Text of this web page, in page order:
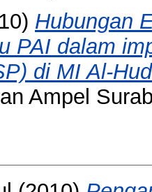
Hubungan
PAI dalam
di MI Al-
Ampel